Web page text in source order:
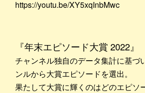
https://youtu.be/XY5xqInbMwc
『年末エピソード大賞 2022』
チャンネル独自のデータ集計に基づ
ンルから大賞エピソードを選出。
果たして大賞に輝くのはどのエピソ